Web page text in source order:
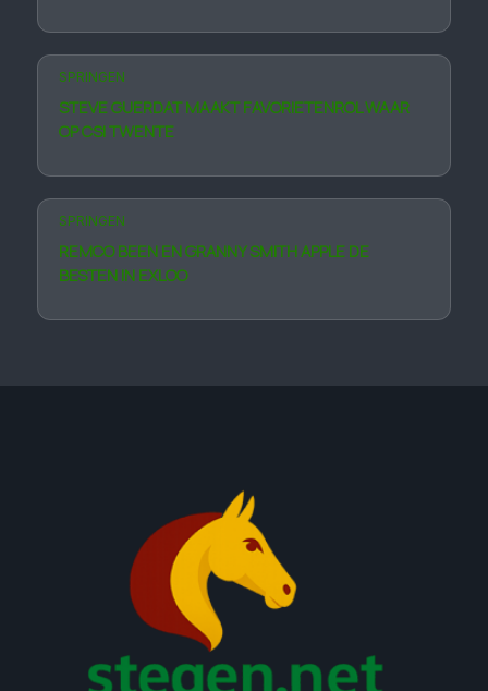
SPRINGEN
STEVE GUERDAT MAAKT FAVORIETEN­ROL WAAR
OP CSI TWENTE
SPRINGEN
REMCO BEEN EN GRANNY SMITH APPLE DE
BESTEN IN EXLOO